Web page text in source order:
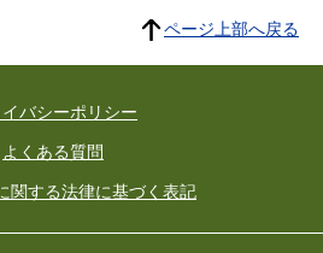
ページ上部へ戻る
バシーポリシー
よくある質問
関する法律に基づく表記